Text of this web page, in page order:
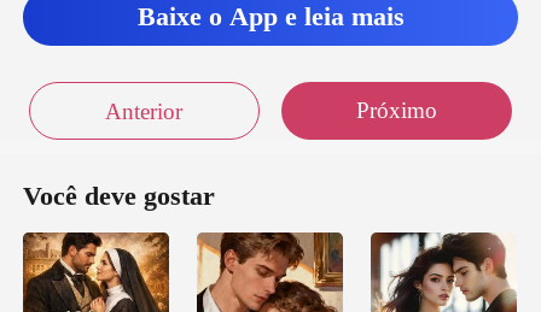
Baixe o App e leia mais
Anterior Próximo
Você deve gostar